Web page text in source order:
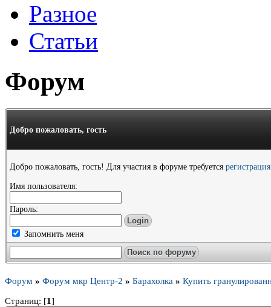
Разное
Статьи
Форум
Добро пожаловать, гость
Добро пожаловать, гость! Для участия в форуме требуется
Имя пользователя:
Пароль:
Запомнить меня
Форум » Форум мкр Центр-2 » Барахолка » Купить
Страниц: [1]